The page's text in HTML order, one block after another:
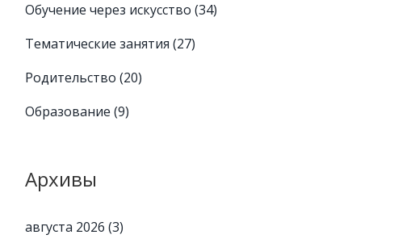
Обучение через искусство (34)
Тематические занятия (27)
Родительство (20)
Образование (9)
Архивы
августа 2026 (3)